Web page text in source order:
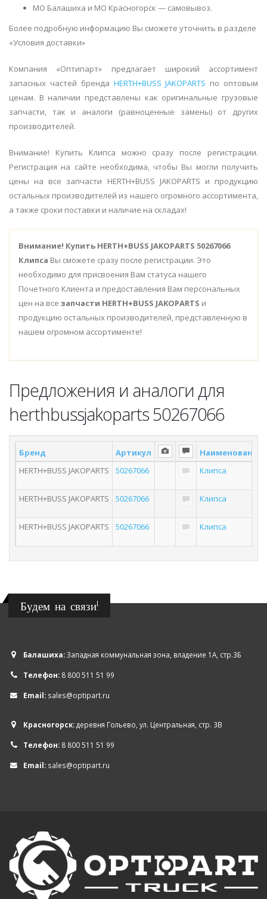
МО Балашиха и МО Красногорск — самовывоз.
Более подробную информацию Вы сможете уточнить в разделе
«Условия доставки»
Компания «Оптипарт» предлагает широкий ассортимент
запасных частей бренда HERTH+BUSS JAKOPARTS по оптовым
ценам. В наличии представлены как оригинальные грузовые
запчасти, так и аналоги (равноценные замены) от других
производителей.
Внимание! Купить Клипса можно сразу после регистрации.
Регистрация на сайте необходима, чтобы Вы могли получить
цены на все запчасти HERTH+BUSS JAKOPARTS и продукцию
остальных производителей из нашего огромного ассортимента,
а также сроки поставки и наличие на складах!
Внимание! Купить HERTH+BUSS JAKOPARTS 50267066
Клипса Вы сможете сразу после регистрации. Это
необходимо для присвоения Вам статуса нашего
Почетного Клиента и предоставления Вам персональных
цен на все запчасти HERTH+BUSS JAKOPARTS и
продукцию остальных производителей, представленную в
нашем огромном ассортименте!
Предложения и аналоги для
herthbussjakoparts 50267066
Бренд Артикул
Наименование
HERTH+BUSS JAKOPARTS
50267066 Клипса
HERTH+BUSS JAKOPARTS 50267066 Клипса
HERTH+BUSS JAKOPARTS 50267066 Клипса
Будем на связи!
Балашиха:Западная коммунальная зона, владение 1А, стр.3Б
Телефон: 8 800 511 51 99
Email: sales@optipart.ru
Красногорск:деревня Гольево, ул. Центральная, стр. 3В
Телефон: 8 800 511 51 99
Email: sales@optipart.ru